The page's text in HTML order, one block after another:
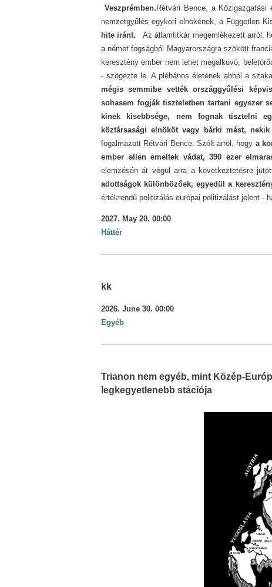
Veszprémben. Rétvári Bence, a
nemzetgyűlés egykori elnökének, a Független
hite iránt. Az államtitkár megemlékezett arról,
a német fogságból Magyarországra szökött
keresztény ember nem lehet megalkuvó,
- szögezte le. A plébános életének abból a
mégis semmibe vették országgyűlési
sohasem fogják tiszteletben tartani egyszer
kinek kisebbsége, nem fognak tisztelni
köztársasági elnököt vagy bárki mást,
fogalmazott Rétvári Bence. Szólt arról, hogy a
ember ellen emeltek vádat, 390 ezer
elemzésén át végül arra a következtetésre
adottságok különbözőek, egyedül a
értékrendű politizálás európai politizálást jelent -
2027. May 20. 00:00
Háttér
kk
2026. June 30. 00:00
Egyéb
Trianon nem egyéb, mint Közép-
legkegyetlenebb stációja